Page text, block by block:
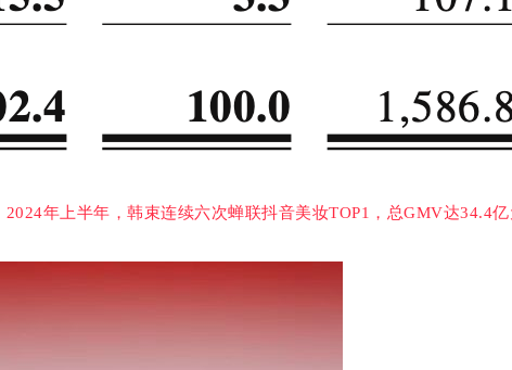
2024年上半年，韩束连续六次蝉联抖音美妆TOP1，总GMV达34.4